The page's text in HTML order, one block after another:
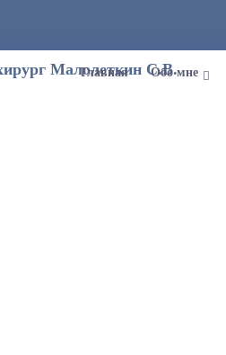
Главная Обо мне